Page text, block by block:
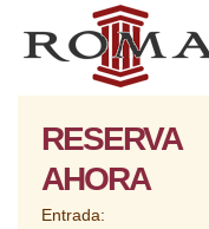
RESERVA
AHORA
Entrada: